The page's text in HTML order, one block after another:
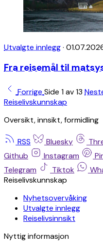
Utvalgte innlegg·
Fra reisemål til
Forrige Side 1 av 13
Reiselivskunnskap
Oversikt, innsikt, formidling
RSS Bluesky
Github
Instagram
Telegram
Tiktok
Reiselivskunnskap
Nyhetsovervåking
Utvalgte innlegg
Reiselivsinnsikt
Nyttig informasjon